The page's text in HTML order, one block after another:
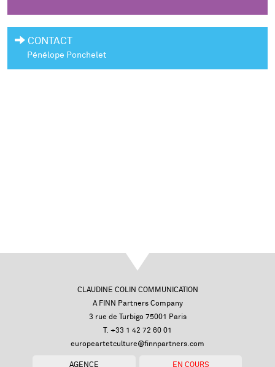
CONTACT
Pénélope Ponchelet
CLAUDINE COLIN COMMUNICATION
A FINN Partners Company
3 rue de Turbigo 75001 Paris
T. +33 1 42 72 60 01
europeartetculture@finnpartners.com
AGENCE EN COURS